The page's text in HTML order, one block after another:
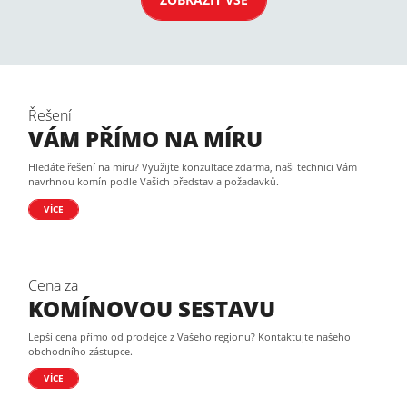
Řešení
VÁM PŘÍMO NA MÍRU
Hledáte řešení na míru? Využijte konzultace zdarma, naši technici Vám
navrhnou komín podle Vašich představ a požadavků.
VÍCE
Cena za
KOMÍNOVOU SESTAVU
Lepší cena přímo od prodejce z Vašeho regionu? Kontaktujte našeho
obchodního zástupce.
VÍCE